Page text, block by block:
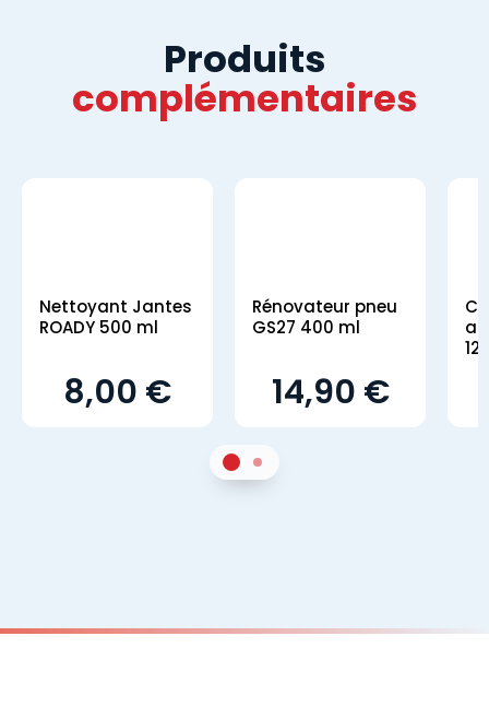
Produits
complémentaires
Nettoyant Jantes
ROADY 500 ml
8,00 €
Rénovateur pneu
GS27 400 ml
14,90 €
Sur 22Sur 2